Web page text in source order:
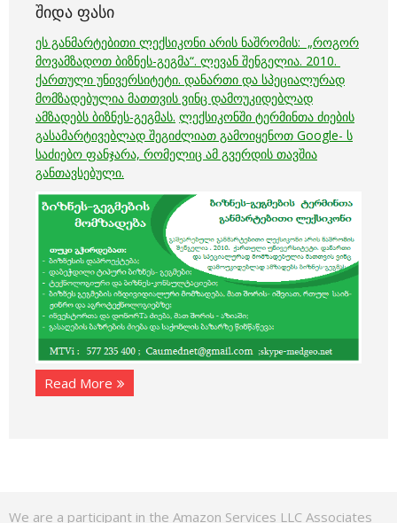
ᲨᲘᲓᲐ ᲤᲐᲡᲘ
ეს განმარტებითი ლექსიკონი არის ნაშრომის: „როგორ
მოვამზადოთ ბიზნეს-გეგმა“. ლევან შენგელია. 2010.
ქართული უნივერსიტეტი. დანართი და სპეციალურად
მომზადებულია მათთვის ვინც დამოუკიდებლად
ამზადებს ბიზნეს-გეგმას. ლექსიკონში ტერმინთა ძიების
გასამარტივებლად შეგიძლიათ გამოიყენოთ Google- ს
საძიებო ფანჯარა, რომელიც ამ გვერდის თავშია
განთავსებული.
Read More
We are a participant in the Amazon Services LLC Associates